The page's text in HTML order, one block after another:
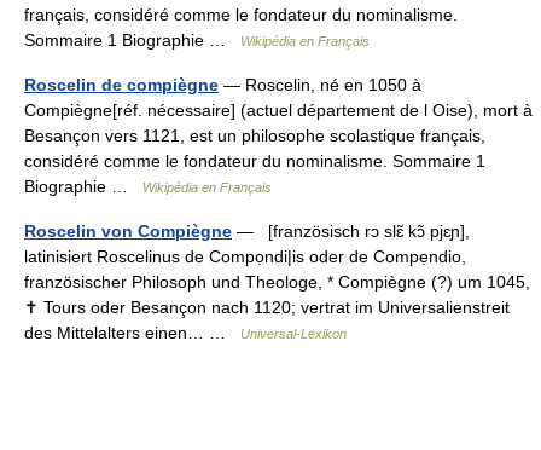
français, considéré comme le fondateur du nominalisme.
Sommaire 1 Biographie …
Wikipédia en Français
Roscelin de compiègne — Roscelin, né en 1050 à
Compiègne[réf. nécessaire] (actuel département de l Oise), mort à
Besançon vers 1121, est un philosophe scolastique français,
considéré comme le fondateur du nominalisme. Sommaire 1
Biographie …
Wikipédia en Français
Roscelin von Compiègne — [französisch rɔ slɛ̃ kɔ̃ pjɛɲ],
latinisiert Roscelinus de Compọndi|is oder de Compẹndio,
französischer Philosoph und Theologe, * Compiègne (?) um 1045,
✝ Tours oder Besançon nach 1120; vertrat im Universalienstreit
des Mittelalters einen… …
Universal-Lexikon